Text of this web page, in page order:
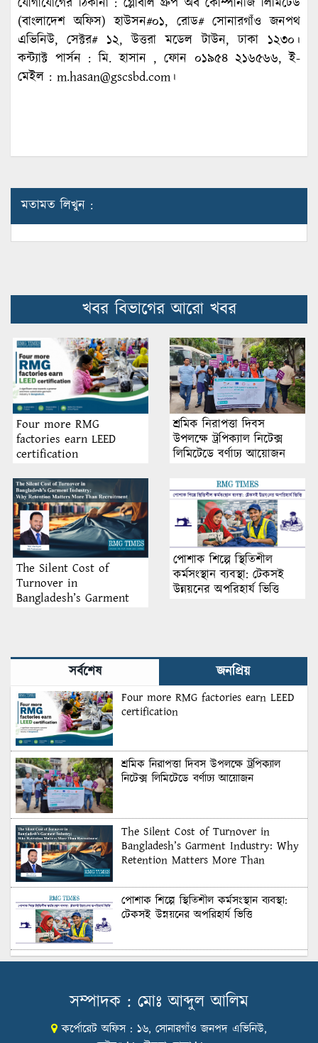
(বাংলাদেশ অফিস) হাউসন#০১, রোড# সোনারগাঁও জনপথ
এভিনিউ, সেক্টর# ১২, উত্তরা মডেল টাউন, ঢাকা ১২৩০।
কন্ট্যাক্ট পার্সন : মি. হাসান , ফোন ০১৯৫৪ ২১৬৫৬৬, ই-
মেইল : m.hasan@gscsbd.com।
মতামত লিখুন :
খবর বিভাগের আরো খবর
Four more RMG
factories earn LEED
certification
শ্রমিক নিরাপত্তা দিবস
উপলক্ষে ট্রপিক্যাল নিটেক্স
লিমিটেডে বর্ণাঢ্য আয়োজন
The Silent Cost of
Turnover in
Bangladesh’s Garment
পোশাক শিল্পে স্থিতিশীল
কর্মসংস্থান ব্যবস্থা: টেকসই
উন্নয়নের অপরিহার্য ভিত্তি
সর্বশেষ জনপ্রিয়
Four more RMG factories earn LEED
certification
শ্রমিক নিরাপত্তা দিবস উপলক্ষে ট্রপিক্যাল
নিটেক্স লিমিটেডে বর্ণাঢ্য আয়োজন
The Silent Cost of Turnover in
Bangladesh’s Garment Industry: Why
Retention Matters More Than
পোশাক শিল্পে স্থিতিশীল কর্মসংস্থান ব্যবস্থা:
টেকসই উন্নয়নের অপরিহার্য ভিত্তি
শুল্কের দেয়াল ভাঙার সুযোগ: মার্কিন বাজারে
Honoring Excellence: Texstream
সম্পাদক : মোঃ আব্দুল আলিম
কর্পোরেট অফিস : ১৬, সোনারগাঁও জনপদ এভিনিউ,